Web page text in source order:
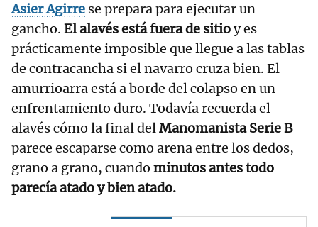
Asier Agirre se prepara para ejecutar un
gancho. El alavés está fuera de sitioy es
prácticamente imposible que llegue a las tablas
de contracancha si el navarro cruza bien. El
amurrioarra está a borde del colapso en un
enfrentamiento duro. Todavía recuerda el
alavés cómo la final delManomanista Serie B
parece escaparse como arena entre los dedos,
grano a grano, cuando minutos antes todo
parecía atado y bien atado.